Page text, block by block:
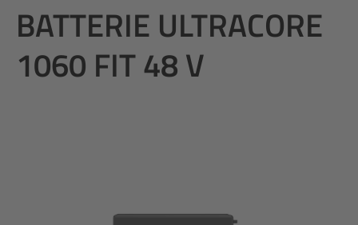
BATTERIE ULTRACORE
1060 FIT 48 V